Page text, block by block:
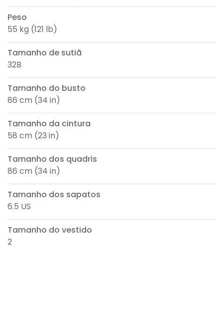
Peso
55 kg (121 lb)
Tamanho de sutiã
32B
Tamanho do busto
86 cm (34 in)
Tamanho da cintura
58 cm (23 in)
Tamanho dos quadris
86 cm (34 in)
Tamanho dos sapatos
6.5 US
Tamanho do vestido
2